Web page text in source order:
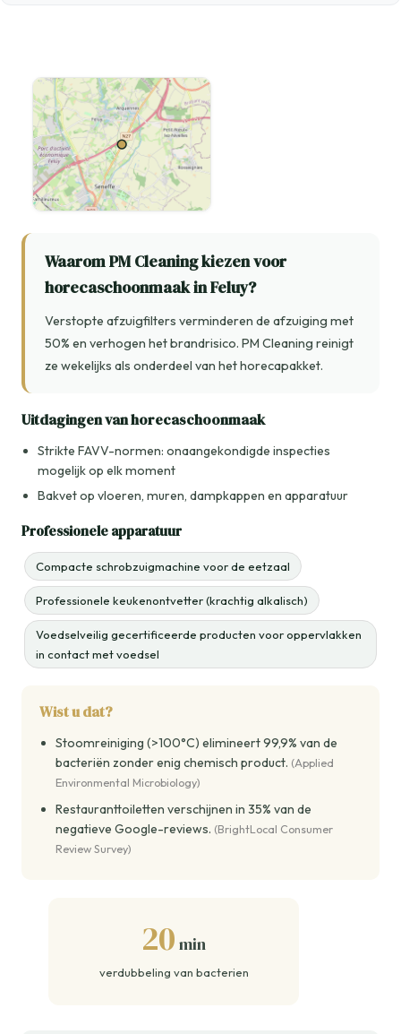
Waarom PM Cleaning kiezen voor
horecaschoonmaak in Feluy?
Verstopte afzuigfilters verminderen de afzuiging met
50% en verhogen het brandrisico. PM Cleaning reinigt
ze wekelijks als onderdeel van het horecapakket.
Uitdagingen van horecaschoonmaak
Strikte FAVV-normen: onaangekondigde inspecties
mogelijk op elk moment
Bakvet op vloeren, muren, dampkappen en apparatuur
Professionele apparatuur
Compacte schrobzuigmachine voor de eetzaal
Professionele keukenontvetter (krachtig alkalisch)
Voedselveilig gecertificeerde producten voor oppervlakken
in contact met voedsel
Wist u dat?
Stoomreiniging (>100°C) elimineert 99,9% van de
bacteriën zonder enig chemisch product. (Applied
Environmental Microbiology)
Restauranttoiletten verschijnen in 35% van de
negatieve Google-reviews. (BrightLocal Consumer
Review Survey)
20 min
verdubbeling van bacterien